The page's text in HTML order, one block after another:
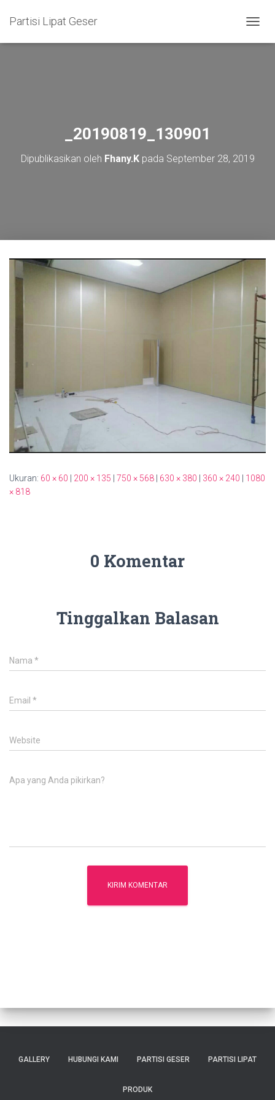
Partisi Lipat Geser
O
A
_20190819_130901
Dipublikasikan oleh Fhany.Kpada September 28, 2019
Ukuran: 60 × 60 | 200 × 135 | 750 × 568 | 630 × 380 | 360 × 240 | 1080
× 818
0 Komentar
Tinggalkan Balasan
Nama *
Email *
Website
Apa yang Anda pikirkan?
GALLERY HUBUNGI KAMI PARTISI GESER PARTISI LIPAT
PRODUK